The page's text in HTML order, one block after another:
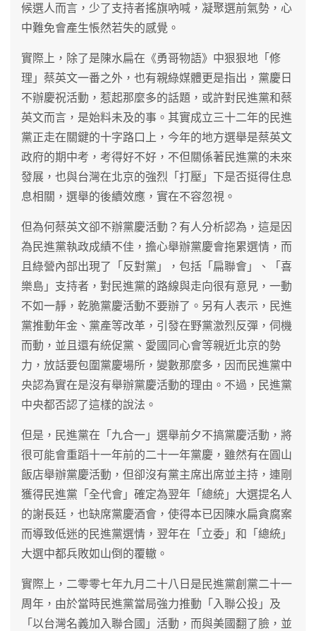
候選人而言，少了支持者搖旗吶喊，凝聚選前氣勢，心
中難免會產生悵然若失的感覺。
實際上，除了是陳水扁在《勇哥物語》中狠狠地「修
理」蔡英文一番之外，也有親綠媒體更是指出，黨慶日
不辦慶祝活動，惹起那麼多的話題，或許對民進黨和蔡
英文而言，是始料未及的事。其實成立三十二年的民進
黨正走在關鍵的十字路口上，今年的地方選舉是蔡英文
政府的期中考，考得好不好，不但關係著民進黨的未來
發展，也與台灣在北京的強烈「打壓」下是否挺得住息
息相關，選舉的後續效應，實在不容忽視。
但為何蔡英文卻不辦黨慶活動？有人分析認為，這是因
為民進黨執政成績不佳，擔心舉辦黨慶會拖累選情，而
且綠營內部出現了「反對黨」，包括「扁聯會」、「喜
樂島」支持者，對民進黨的路線與走向很有意見，一動
不如一靜，乾脆黨慶活動不要辦了。另有人表示，民進
黨推動年金、黨產等改革，引發在野黨激烈反彈，伺機
而動，並且還有統促黨、愛國同心會等親近北京的勢
力，放話要包圍黨慶場所，變數那麼多，因而民進黨中
央認為實在是沒有舉辦黨慶活動的理由。不過，民進黨
中央都否認了這樣的說法。
但是，民進黨在「九合一」選舉前夕不搞黨慶活動，將
很可能會重蹈十一年前的二十一年黨慶，雖然有在圓山
飯店舉辦黨慶活動，但卻沒有黨主席出席並主持，連剛
獲得民進黨「全代會」確定為翌年「總統」大選提名人
的謝長廷，也缺席黨慶酒會，使得本已因陳水扁貪腐案
而導致低迷的民進黨選情，翌年在「立委」和「總統」
大選中都兵敗如山倒的覆轍。
實際上，二零零七年九月二十八日是民進黨創黨二十一
周年，由於當時民進黨當局強力推動「入聯公投」及
「以台灣名義加入聯合國」活動，而與美國翻了臉，並